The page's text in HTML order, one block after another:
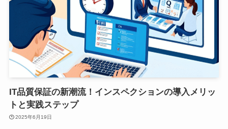
IT品質保証の新潮流！インスペクションの導入メリッ
トと実践ステップ
2025年6月19日